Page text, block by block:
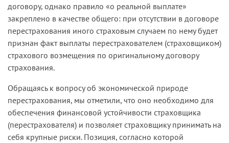
договору, однако правило «о реальной выплате»
закреплено в качестве общего: при отсутствии в договоре
перестрахования иного страховым случаем по нему будет
признан факт выплаты перестрахователем (страховщиком)
страхового возмещения по оригинальному договору
страхования.
Обращаясь к вопросу об экономической природе
перестрахования, мы отметили, что оно необходимо для
обеспечения финансовой устойчивости страховщика
(перестрахователя) и позволяет страховщику принимать на
себя крупные риски. Позиция, согласно которой